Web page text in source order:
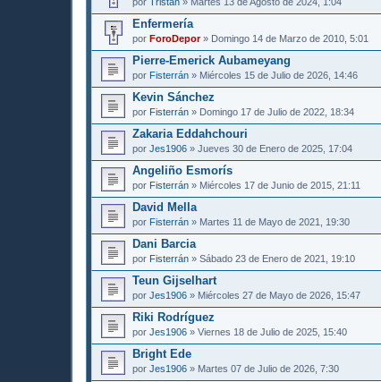
Enfermería
por ForoDepor» Domingo 14 de Marzo de 2010, 5:01
Pierre-Emerick Aubameyang
por Fisterrán » Miércoles 15 de Julio de 2026, 14:46
Kevin Sánchez
por Fisterrán » Domingo 17 de Julio de 2022, 18:34
Zakaria Eddahchouri
por Jes1906 » Jueves 30 de Enero de 2025, 17:04
Angeliño Esmorís
por Fisterrán » Miércoles 17 de Junio de 2015, 21:11
David Mella
por Fisterrán » Martes 11 de Mayo de 2021, 19:30
Dani Barcia
por Fisterrán » Sábado 23 de Enero de 2021, 19:10
Teun Gijselhart
por Jes1906 » Miércoles 27 de Mayo de 2026, 15:47
Riki Rodríguez
por Jes1906 » Viernes 18 de Julio de 2025, 15:40
Bright Ede
por Jes1906 » Martes 07 de Julio de 2026, 7:30